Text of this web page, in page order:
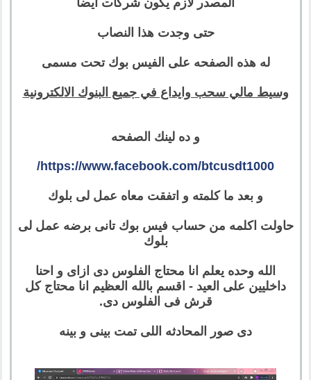
المصدر لازم يكون شركات ايضا
حتى وجدت هذا النصاب
له هذه الصفحه على الفيس بوك تحت مسمى
وسيط مالي سحب وايداع في جميع البنوك الالكترونية
و ده لينك الصفحه
https://www.facebook.com/btcusdt1000/
و بعد ما كلمته و اتفقت معاه عمل لى بلوك
حاولت اكلمه من حساب فيس بوك تانى برضه عمل لى
بلوك
الله وحده يعلم انا محتاج الفلوس دى ازاى و احنا
داخليين على العيد - اقسم بالله العظيم انا محتاج كل
قرش فى الفلوس دى.
دى صور المحادثه اللى تمت بينى و بينه